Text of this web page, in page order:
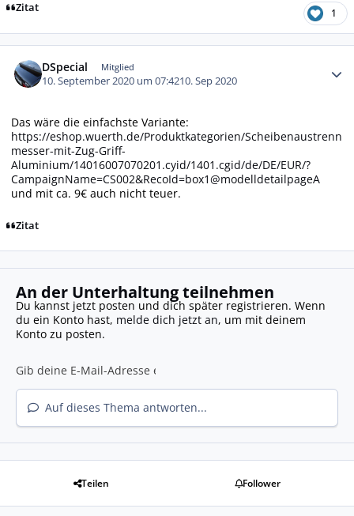
Zitat 1
DSpecial Mitglied
10. September 2020 um 07:4210. Sep 2020
Das wäre die einfachste Variante:
https://eshop.wuerth.de/Produktkategorien/Scheibenaustrenn
messer-mit-Zug-Griff-
Aluminium/14016007070201.cyid/1401.cgid/de/DE/EUR/?
CampaignName=CS002&RecoId=box1@modelldetailpageA
und mit ca. 9€ auch nicht teuer.
Zitat
An der Unterhaltung teilnehmen
Du kannst jetzt posten und dich später registrieren. Wenn
du ein Konto hast, melde dich jetzt an, um mit deinem
Konto zu posten.
Auf dieses Thema antworten...
Teilen Follower